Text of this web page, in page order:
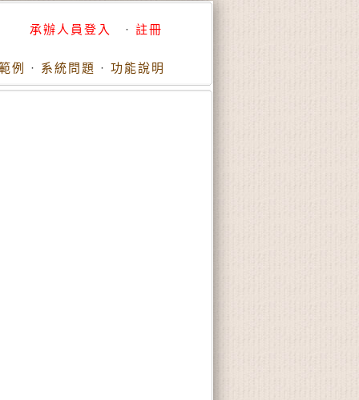
承辦人員登入 · 註冊
例 · 系統問題 · 功能說明